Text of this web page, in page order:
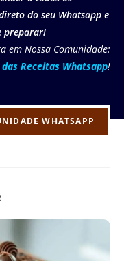
do seu Whatsapp e
preparar!
em Nossa Comunidade:
Receitas Whatsapp!
WHATSAPP